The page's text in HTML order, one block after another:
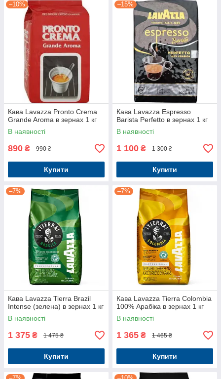
–10%
Кава Lavazza Pronto Crema
Grande Aroma в зернах 1 кг
В наявності
890 ₴ 990 ₴
Купити
–15%
Кава Lavazza Espresso
Barista Perfetto в зернах 1 кг
В наявності
1 100 ₴ 1 300 ₴
Купити
–7%
Кава Lavazza Tierra Brazil
Intense (зелена) в зернах 1 кг
В наявності
1 375 ₴ 1 475 ₴
Купити
–7%
Кава Lavazza Tierra Colombia
100% Арабіка в зернах 1 кг
В наявності
1 365 ₴ 1 465 ₴
Купити